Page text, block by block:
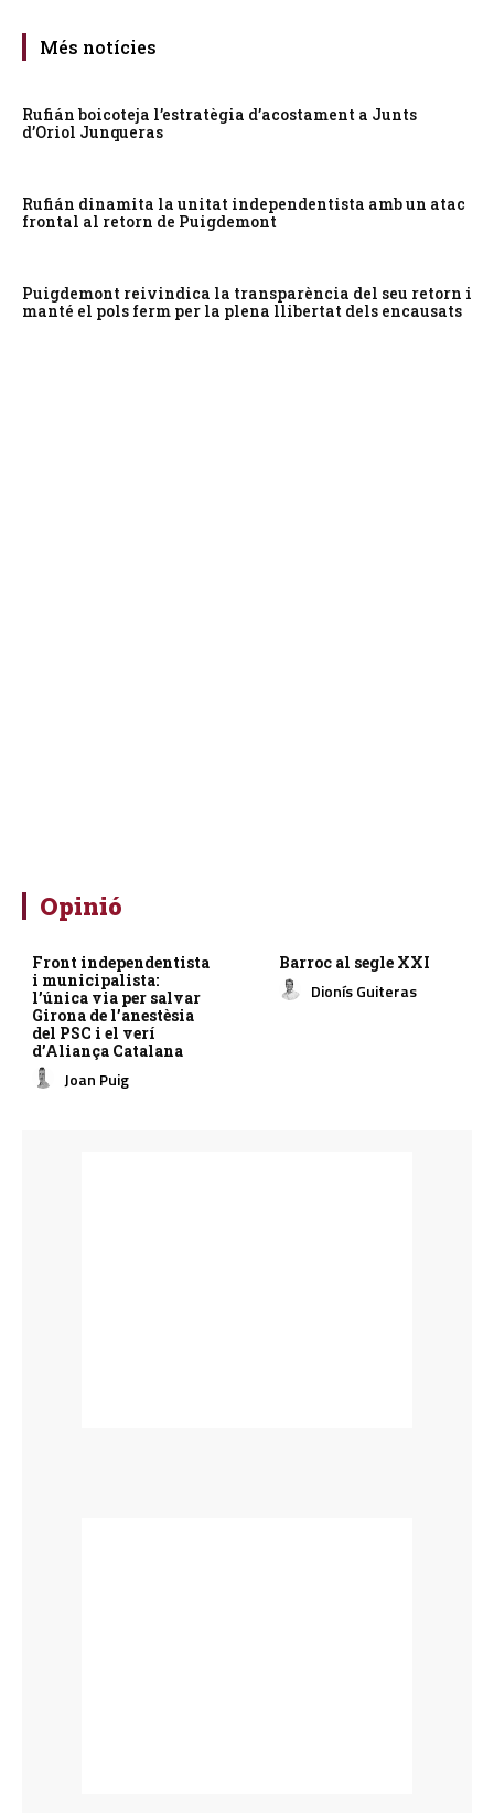
Més notícies
Rufián boicoteja l’estratègia d’acostament a Junts
d’Oriol Junqueras
Rufián dinamita la unitat independentista amb un atac
frontal al retorn de Puigdemont
Puigdemont reivindica la transparència del seu retorn i
manté el pols ferm per la plena llibertat dels encausats
Opinió
Front independentista
i municipalista:
l’única via per salvar
Girona de l’anestèsia
del PSC i el verí
d’Aliança Catalana
Joan Puig
Barroc al segle XXI
Dionís Guiteras